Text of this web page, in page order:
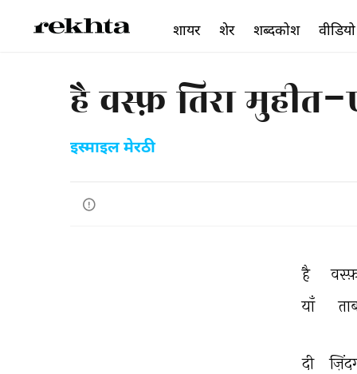
है वस्फ़ तिरा
इस्माइल मेरठी
है
याँ
दी
शायर शेर शब्दकोश वीडियो